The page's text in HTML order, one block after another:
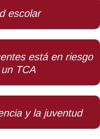
escolar
está en riesgo
TCA
y la juventud